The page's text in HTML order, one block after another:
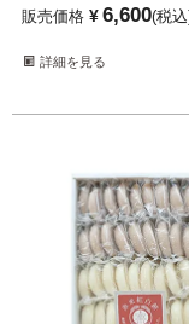
販売価格 ¥6,600 税込
詳細を見る